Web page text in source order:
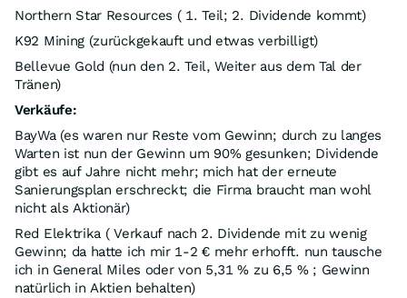
Northern Star Resources ( 1. Teil; 2. Dividende kommt)
K92 Mining (zurückgekauft und etwas verbilligt)
Bellevue Gold (nun den 2. Teil, Weiter aus dem Tal der
Tränen)
Verkäufe:
BayWa (es waren nur Reste vom Gewinn; durch zu langes
Warten ist nun der Gewinn um 90% gesunken; Dividende
gibt es auf Jahre nicht mehr; mich hat der erneute
Sanierungsplan erschreckt; die Firma braucht man wohl
nicht als Aktionär)
Red Elektrika ( Verkauf nach 2. Dividende mit zu wenig
Gewinn; da hatte ich mir 1-2 € mehr erhofft. nun tausche
ich in General Miles oder von 5,31 % zu 6,5 % ; Gewinn
natürlich in Aktien behalten)